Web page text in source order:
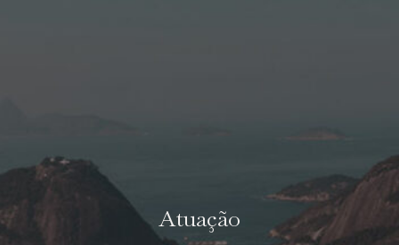
Atuação